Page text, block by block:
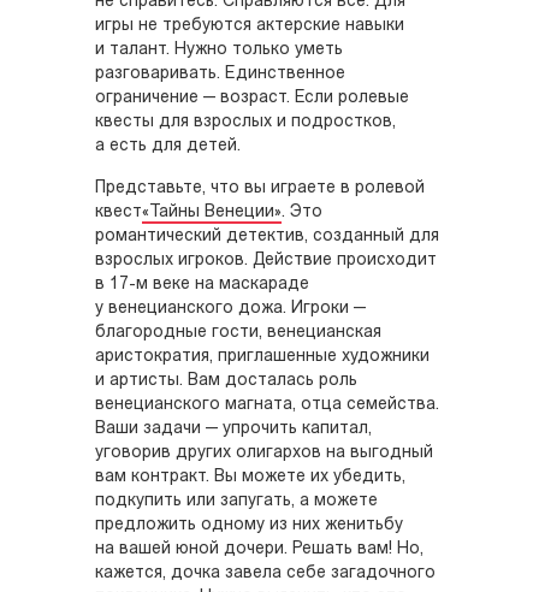
игры не требуются актерские навыки
и талант. Нужно только уметь
разговаривать. Единственное
ограничение — возраст. Если ролевые
квесты для взрослых и подростков,
а есть для детей.
Представьте, что вы играете в ролевой
квест«Тайны Венеции». Это
романтический детектив, созданный для
взрослых игроков. Действие происходит
в 17-м веке на маскараде
у венецианского дожа. Игроки —
благородные гости, венецианская
аристократия, приглашенные художники
и артисты. Вам досталась роль
венецианского магната, отца семейства.
Ваши задачи — упрочить капитал,
уговорив других олигархов на выгодный
вам контракт. Вы можете их убедить,
подкупить или запугать, а можете
предложить одному из них женитьбу
на вашей юной дочери. Решать вам! Но,
кажется, дочка завела себе загадочного